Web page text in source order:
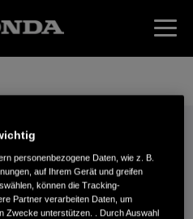
& Preise
IM DETAIL
personenbezogene Daten, wie z. B.
auf Ihrem Gerät und greifen
können die Tracking-
Partner verarbeiten Daten, um
Zwecke unterstützen. . Durch Auswahl